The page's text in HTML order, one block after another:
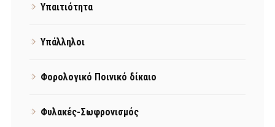
Υπαιτιότητα
Υπάλληλοι
Φορολογικό Ποινικό δίκαιο
Φυλακές-Σωφρονισμός